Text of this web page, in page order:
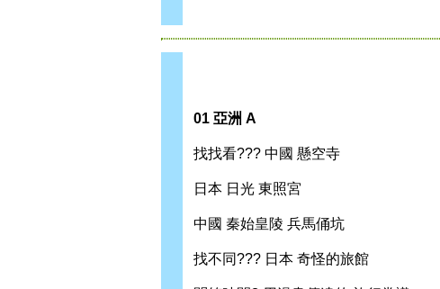
01 亞洲 A
找找看??? 中國 懸空寺
日本 日光 東照宮
中國 秦始皇陵 兵馬俑坑
找不同??? 日本 奇怪的旅館